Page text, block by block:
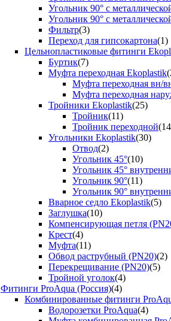
Угольник 90° с
Угольник 90° с
Фильтр(3)
Переход для гипсокартона(1)
Цельнопластиковые фитинги
Буртик(7)
Муфта переходная Ekoplastik
Муфта переходная вн/
Муфта переходная
Тройники Ekoplastik(25)
Тройник(11)
Тройник переходной
Угольники Ekoplastik(30)
Отвод(2)
Угольник 45°(10)
Угольник 45°
Угольник 90°(11)
Угольник 90°
Вварное седло Ekoplastik(5)
Заглушка(10)
Компенсирующая петля
Крест(4)
Муфта(11)
Обвод раструбный (PN20)(2)
Перекрещивание (PN20)(5)
Тройной уголок(4)
Фитинги ProAqua (Россия)(4)
Комбинированные фитинги
Водорозетки ProAqua(4)